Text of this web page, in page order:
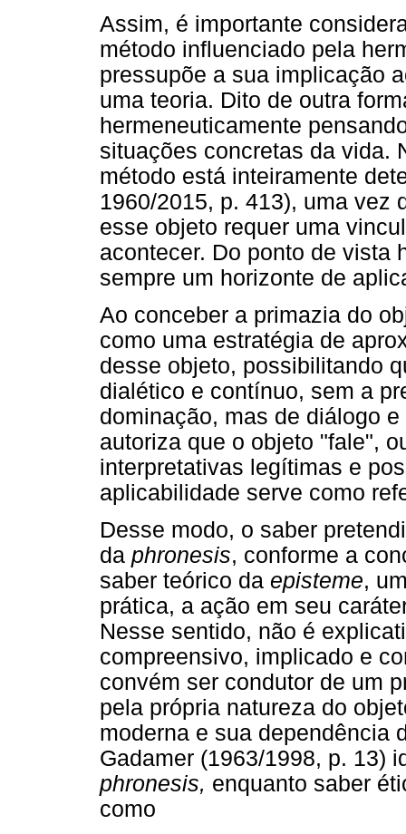
Assim, é importante
método influenciado pela
pressupõe a sua implicação
uma teoria. Dito de outra
hermeneuticamente
situações concretas da vida.
método está inteiramente
1960/2015, p. 413), uma vez
esse objeto requer uma
acontecer. Do ponto de vista
sempre um horizonte de
Ao conceber a primazia do
como uma estratégia de
desse objeto, possibilitando
dialético e contínuo, sem a
dominação, mas de diálogo
autoriza que o objeto "fale",
interpretativas legítimas e
aplicabilidade serve como
Desse modo, o saber
da phronesis, conforme a
saber teórico da episteme,
prática, a ação em seu
Nesse sentido, não é
compreensivo, implicado e
convém ser condutor de um
pela própria natureza do
moderna e sua dependência
Gadamer (1963/1998, p. 13)
phronesis, enquanto saber
como